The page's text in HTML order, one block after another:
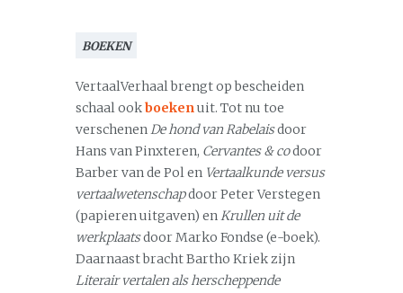
BOEKEN
VertaalVerhaal brengt op bescheiden
schaal ookboekenuit. Tot nu toe
verschenenDe hond van Rabelaisdoor
Hans van Pinxteren, Cervantes & codoor
Barber van de Pol en Vertaalkunde versus
vertaalwetenschapdoor Peter Verstegen
(papieren uitgaven) enKrullen uit de
werkplaatsdoor Marko Fondse (e-boek).
Daarnaast bracht Bartho Kriek zijn
Literair vertalen als herscheppende